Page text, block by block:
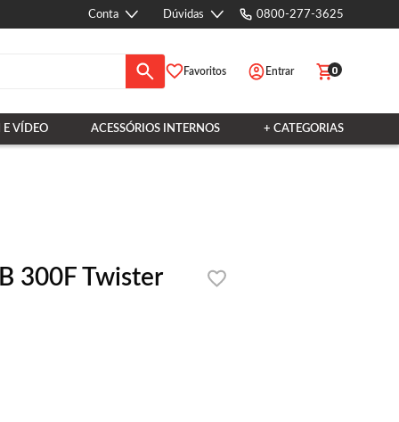
Conta Dúvidas 0800-277-3625
Favoritos Entrar 0
E VÍDEO ACESSÓRIOS INTERNOS + CATEGORIAS
300F Twister